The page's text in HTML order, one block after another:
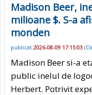
Madison Beer,
milioane $. S-a
monden
publicat 2026-08-09 17:15:03 (
Madison Beer si-a
public inelul de
Herbert. Potrivit